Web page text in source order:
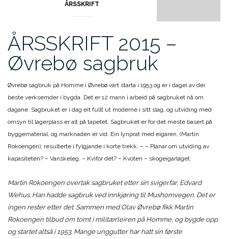
ÅRSSKRIFT
ÅRSSKRIFT 2015 –
Øvrebø sagbruk
Øvrebø sagbruk på Homme i Øvrebø vart starta i 1953 og er i dagei av dei
beste verksemder i bygda. Det er 12 mann i arbeid på sagbruket nå om
dagane. Sagbruket er i dag eit fullt ut moderne i sitt slag, og utviding med
omsyn til lagerplass er alt på tapetet. Sagbruket er for det meste basert på
byggematerial, og marknaden er vid. Ein lynprat med eigaren, (Martin
Rokoengen), resulterte i fylgjande i korte trekk: – – Planar om utviding av
kapasiteten? – Vanskeleg. – Kvifor det? – Kvoten – skogeigarlaget.
Martin Rokoengen overtak sagbruket etter sin svigerfar, Edvard
Wehus. Han hadde sagbruk ved innkjøring til Mushomvegen. Det er
ingen rester etter det. Sammen med Olav Øvrebø fikk Martin
Rokoengen tilbud om tomt i militærleiren på Homme, og bygde opp
og startet altså i 1953. Mange unggutter har hatt sin første